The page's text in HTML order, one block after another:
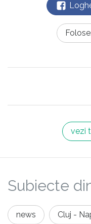
vezi
Subiecte
news Cluj -